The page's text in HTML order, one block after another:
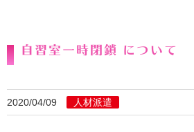
自習室一時閉鎖 について
2020/04/09 人材派遣